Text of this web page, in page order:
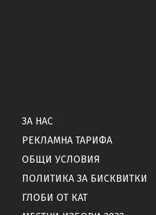
ЗА НАС
РЕКЛАМНА ТАРИФА
ОБЩИ УСЛОВИЯ
ПОЛИТИКА ЗА БИСКВИТКИ
ГЛОБИ ОТ КАТ